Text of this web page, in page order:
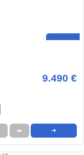
9.490 €
➦ ➜